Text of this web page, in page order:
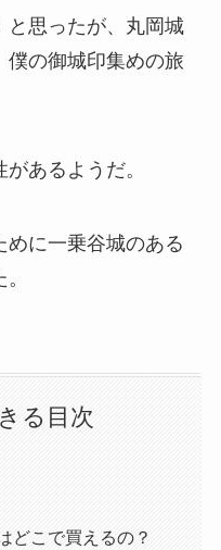
と思ったが、丸岡城
僕の御城印集めの旅
あるようだ。
に一乗谷城のある
る目次
どこで買えるの？